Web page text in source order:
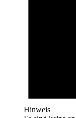
Hinweis